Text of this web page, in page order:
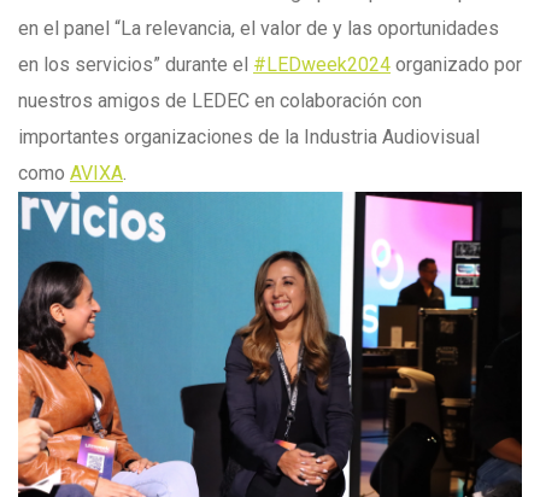
en el panel “La relevancia, el valor de y las oportunidades
en los servicios” durante el #LEDweek2024 organizado por
nuestros amigos de LEDEC en colaboración con
importantes organizaciones de la Industria Audiovisual
como AVIXA.